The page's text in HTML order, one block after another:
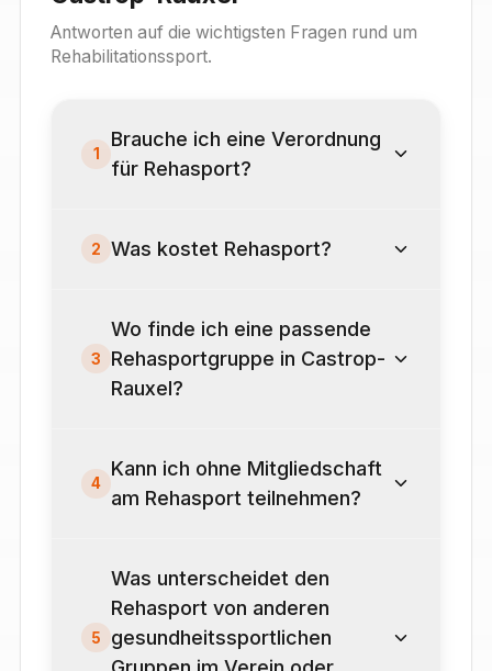
Antworten auf die wichtigsten Fragen rund um
Rehabilitationssport.
1
Brauche ich eine Verordnung
für Rehasport?
2 Was kostet Rehasport?
3
Wo finde ich eine passende
Rehasportgruppe in Castrop-
Rauxel?
4
Kann ich ohne Mitgliedschaft
am Rehasport teilnehmen?
5
Was unterscheidet den
Rehasport von anderen
gesundheitssportlichen